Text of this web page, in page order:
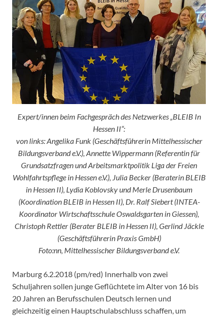
Expert/innen beim Fachgespräch des Netzwerkes „BLEIB In
Hessen II“:
von links: Angelika Funk (Geschäftsführerin Mittelhessischer
Bildungsverband e.V.), Annette Wippermann (Referentin für
Grundsatzfragen und Arbeitsmarktpolitik Liga der Freien
Wohlfahrtspflege in Hessen e.V.), Julia Becker (Beraterin BLEIB
in Hessen II), Lydia Koblovsky und Merle Drusenbaum
(Koordination BLEIB in Hessen II), Dr. Ralf Siebert (INTEA-
Koordinator Wirtschaftsschule Oswaldsgarten in Giessen),
Christoph Rettler (Berater BLEIB in Hessen II), Gerlind Jäckle
(Geschäftsführerin Praxis GmbH)
Foto:nn, Mittelhessischer Bildungsverband e.V.
Marburg 6.2.2018 (pm/red) Innerhalb von zwei
Schuljahren sollen junge Geflüchtete im Alter von 16 bis
20 Jahren an Berufsschulen Deutsch lernen und
gleichzeitig einen Hauptschulabschluss schaffen, um